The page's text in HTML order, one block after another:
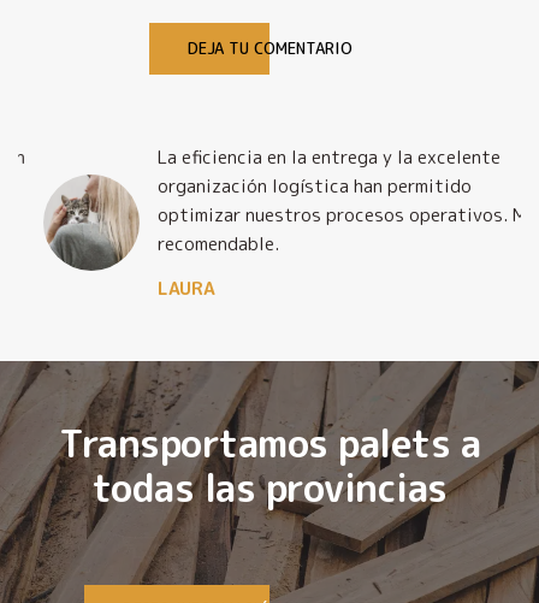
DEJA TU COMENTARIO
La eficiencia en la entrega y la excelente
organización logística han permitido
optimizar nuestros procesos operativos. Muy
recomendable.
LAURA
Transportamos palets a
todas las provincias